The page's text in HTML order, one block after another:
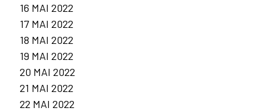
16 MAI 2022
17 MAI 2022
18 MAI 2022
19 MAI 2022
20 MAI 2022
21 MAI 2022
22 MAI 2022